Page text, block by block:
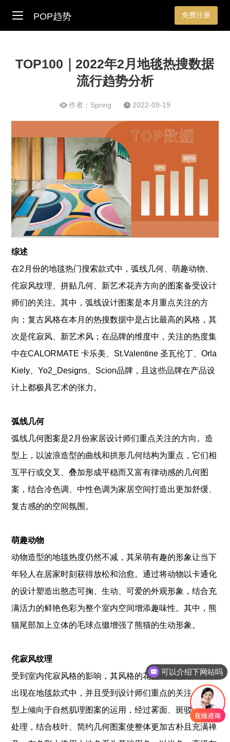
POP趋势 免费注册
TOP100｜2022年2月地毯热搜数据
流行趋势分析
作者：Spring 2022-09-19
综述
在2月份的地毯热门搜索款式中，弧线几何、萌趣动物、
侘寂风纹理、拼贴几何、新艺术花卉方向的图案备受设计
师们的关注。其中，弧线设计图案是本月重点关注的方
向；复古风格在本月的热搜数据中是占比最高的风格，其
次是侘寂风、新艺术风；在品牌的维度中，关注的热度集
中在CALORMATE 卡乐美、St.Valentine 圣瓦伦丁、Orla
Kiely、Yo2_Designs、Scion品牌，且这些品牌在产品设
计上都极具艺术的张力。
弧线几何
弧线几何图案是2月份家居设计师们重点关注的方向。造
型上，以波浪造型的曲线和拱形几何结构为重点，它们相
互平行或交叉、叠加形成平稳而又富有律动感的几何图
案，结合冷色调、中性色调为家居空间打造出更加舒缓、
复古感的的空间氛围。
萌趣动物
动物造型的地毯热度仍然不减，其呆萌有趣的形象让当下
年轻人在居家时刻获得放松和治愈。通过将动物以卡通化
的设计塑造出憨态可掬、生动、可爱的外观形象，结合充
满活力的鲜艳色彩为整个室内空间增添趣味性。其中，熊
猫尾部加上立体的毛球点缀增强了熊猫的生动形象。
侘寂风纹理
受到室内侘寂风格的影响，其风格的花型图案也开始频繁
出现在地毯款式中，并且受到设计师们重点的关注。在花
型上倾向于自然肌理图案的运用，经过雾面、斑驳的效果
处理，结合枝叶、简约几何图案使整体更加古朴且充满禅
可以介绍下网站吗